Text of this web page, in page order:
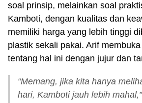
soal prinsip, melainkan soal
Kamboti, dengan kualitas dan
memiliki harga yang lebih tinggi
plastik sekali pakai. Arif
tentang hal ini dengan jujur dan
“Memang, jika kita hanya
hari, Kamboti jauh lebih